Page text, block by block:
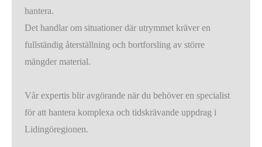
hantera.
Det handlar om situationer där utrymmet kräver en
fullständig återställning och bortforsling av större
mängder material.
Vår expertis blir avgörande när du behöver en specialist
för att hantera komplexa och tidskrävande uppdrag i
Lidingöregionen.